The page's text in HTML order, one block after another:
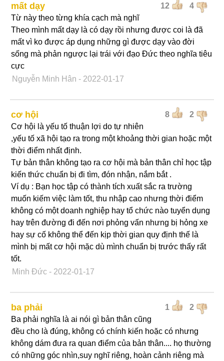
12 4
mất dạy
Từ này theo từng khía cạch mà nghĩ
Theo mình mất dạy là có dạy rồi nhưng được coi là đã
mất vì ko được áp dụng những gì được dạy vào đời
sống mà phản ngược lại trái với đạo Đức theo nghĩa tiêu
cực
Nguyễn Minh Hân - 2022-01-17
8 2
cơ hội
Cơ hội là yếu tố thuận lợi do tự nhiên
,yếu tố xã hội tạo ra trong một khoảng thời gian hoặc một
thời điểm nhất định.
Tự bản thân không tạo ra cơ hội mà bản thân chỉ học tập
kiến thức chuẩn bị đi tìm, đón nhận, nắm bắt .
Ví dụ : Bạn học tập có thành tích xuất sắc ra trường
muốn kiếm việc làm tốt, thu nhập cao nhưng thời điểm
không có một doanh nghiệp hay tổ chức nào tuyển dụng
hay trên đường đi đến nơi phỏng vấn nhưng bị hỏng xe
hay sự cố không thể đến kịp thời gian quy định thế là
mình bị mất cơ hội mặc dù mình chuẩn bị trước thấy rất
tốt.
Minh Đức - 2022-01-17
1 2
ba phải
Ba phải nghĩa là ai nói gì bản thân cũng
đều cho là đúng, không có chính kiến hoặc có nhưng
không dám đưa ra quan điểm của bản thân.... họ thường
có những góc nhìn,suy nghĩ riêng, hoàn cảnh riêng mà